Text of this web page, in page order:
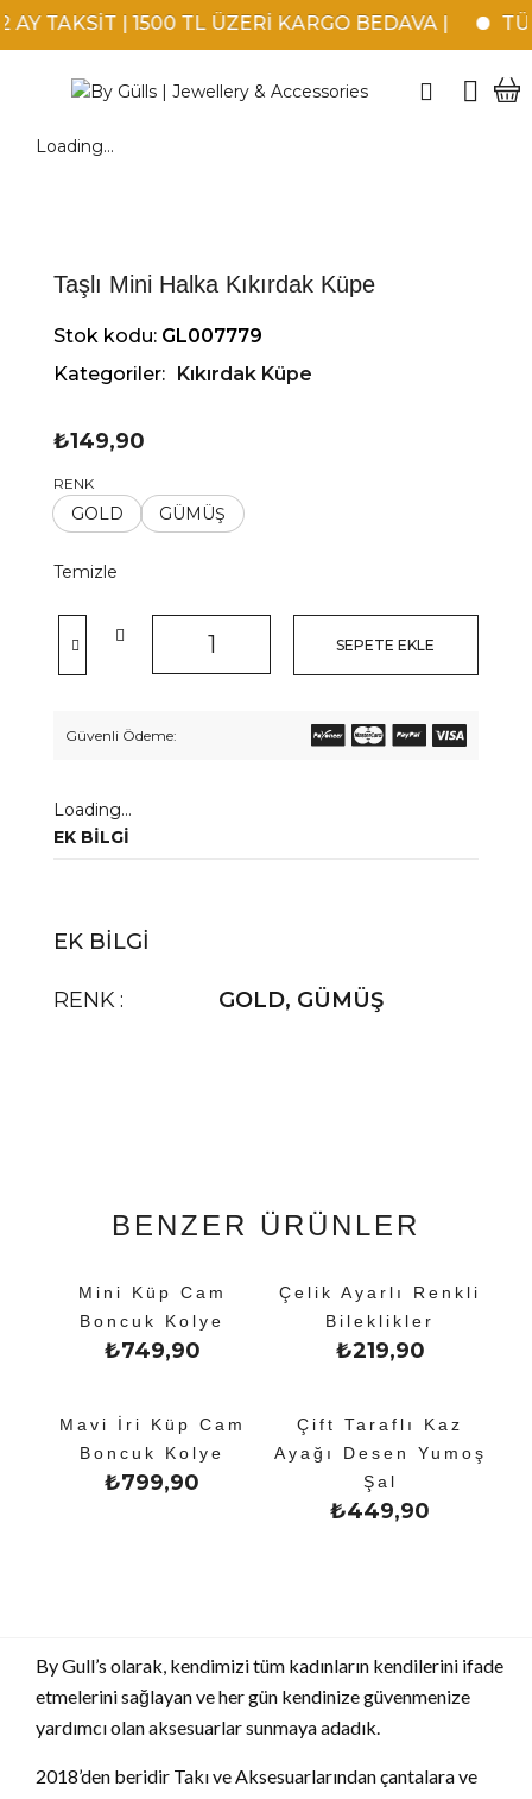
TAKSİT | 1500 TL ÜZERİ KARGO BEDAVA |
Loading...
Taşlı Mini Halka Kıkırdak Küpe
Stok kodu: GL007779
Kategoriler: Kıkırdak Küpe
₺149,90
RENK
GOLD GÜMÜŞ
Temizle
SEPETE EKLE
Güvenli Ödeme:
Loading...
EK BILGI
EK BILGI
RENK GOLD, GÜMÜŞ
BENZER ÜRÜNLER
Mini Küp Cam
Boncuk Kolye
₺749,90
Çelik Ayarlı Renkli
Bileklikler
₺219,90
Mavi İri Küp Cam
Boncuk Kolye
₺799,90
Çift Taraflı Kaz
Ayağı Desen Yumoş
Şal
₺449,90
By Gull’s olarak, kendimizi tüm kadınların kendilerini ifade
etmelerini sağlayan ve her gün kendinize güvenmenize
yardımcı olan aksesuarlar sunmaya adadık.
2018’den beridir Takı ve Aksesuarlarından çantalara ve